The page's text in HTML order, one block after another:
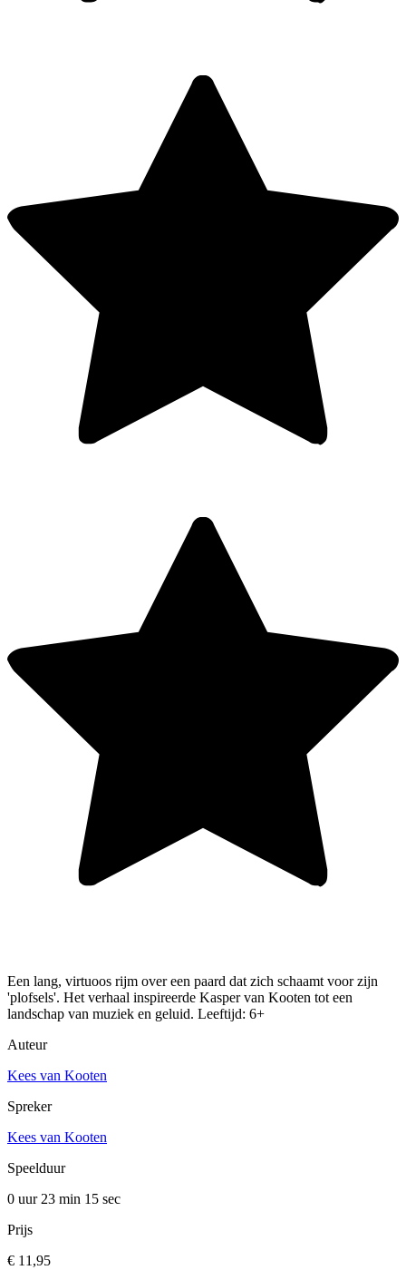
Een lang, virtuoos rijm over een paard dat zich schaamt voor zijn
'plofsels'. Het verhaal inspireerde Kasper van Kooten tot een
landschap van muziek en geluid. Leeftijd: 6+
Auteur
Kees van Kooten
Spreker
Kees van Kooten
Speelduur
0 uur 23 min 15 sec
Prijs
€ 11,95